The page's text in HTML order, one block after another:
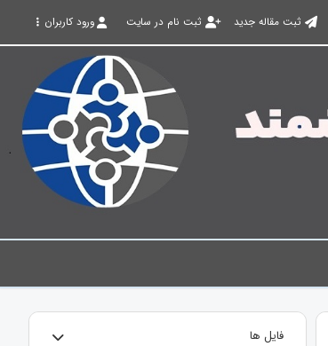
ثبت مقاله جدید ثبت نام در سایت ورود کاربران
فایل ها